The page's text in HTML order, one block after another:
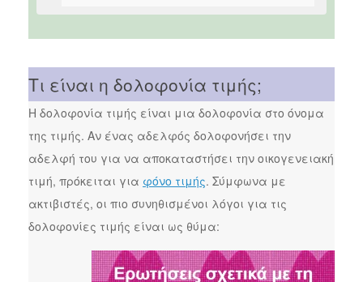
Τι είναι η δολοφονία τιμής;
Η δολοφονία τιμής είναι μια δολοφονία στο όνομα
της τιμής. Αν ένας αδελφός δολοφονήσει την
αδελφή του για να αποκαταστήσει την οικογενειακή
τιμή, πρόκειται για φόνο τιμής. Σύμφωνα με
ακτιβιστές, οι πιο συνηθισμένοι λόγοι για τις
δολοφονίες τιμής είναι ως θύμα: